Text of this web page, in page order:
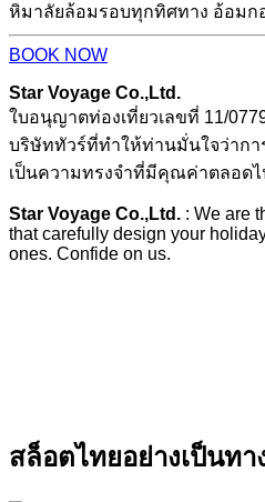
หิมาลัยล้อมรอบทุกทิศทาง อ้อมก
BOOK NOW
Star Voyage Co.,Ltd.
ใบอนุญาตท่องเที่ยวเลขที่ 11/
บริษัททัวร์ที่ทำให้ท่านมั่นใจว่ากา
เป็นความทรงจำที่มีคุณค่าตลอดไ
Star Voyage Co.,Ltd. : We are
that carefully design your
ones. Confide on us.
สล็อตไทยอย่างเป็นทา